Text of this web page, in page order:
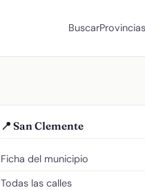
BuscarProvincias
📍 San Clemente
Ficha del municipio
Todas las calles